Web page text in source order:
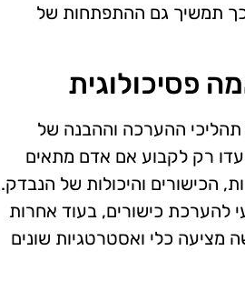
כך תמשיך גם ההתפתחות של
פסיכולוגית
תהליכי ההערכה וההבנה של
רק לקבוע אם אדם מתאים
הכישורים והיכולות של הנבדק.
להערכת כישורים, בעוד אחרות
מציעה כלי ואסטרטגיות שונים